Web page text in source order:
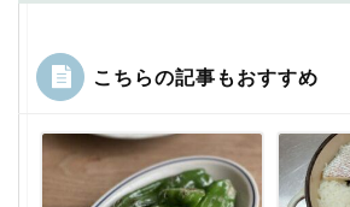
こちらの記事もおすすめ